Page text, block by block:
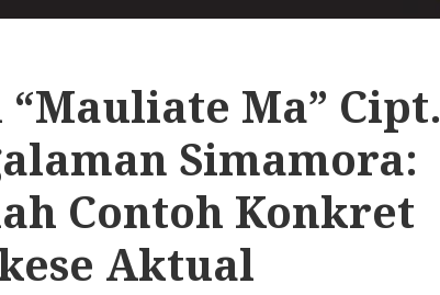
“Mauliate Ma” Cipt.
Simamora:
Contoh Konkret
Aktual